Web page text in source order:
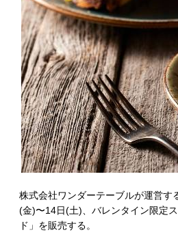
株式会社ワンダーテーブルが運営す
(金)〜14日(土)、バレンタイン限定
ド」を販売する。